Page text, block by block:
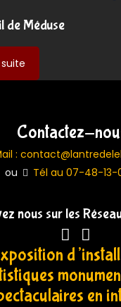
de Méduse
-
Dans
Contactez-
:
ou
Tél au 07-48-13-
nous sur les
en